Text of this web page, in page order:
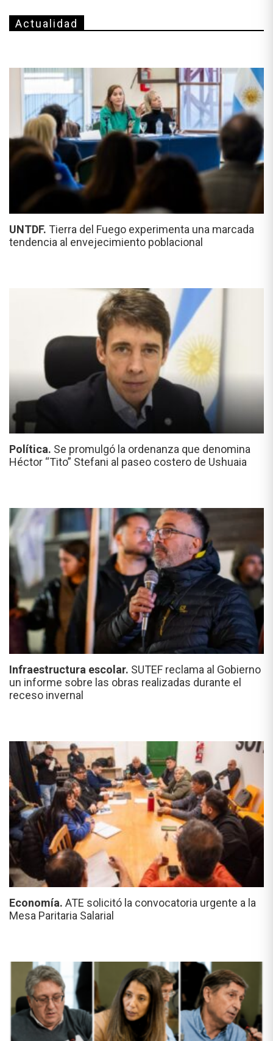
Actualidad
UNTDF. Tierra del Fuego experimenta una marcada
tendencia al envejecimiento poblacional
Política. Se promulgó la ordenanza que denomina
Héctor “Tito” Stefani al paseo costero de Ushuaia
Infraestructura escolar. SUTEF reclama al Gobierno
un informe sobre las obras realizadas durante el
receso invernal
Economía. ATE solicitó la convocatoria urgente a la
Mesa Paritaria Salarial